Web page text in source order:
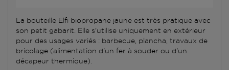
La bouteille Elfi biopropane jaune est très pratique avec
son petit gabarit. Elle s'utilise uniquement en extérieur
pour des usages variés : barbecue, plancha, travaux de
bricolage (alimentation d'un fer à souder ou d'un
décapeur thermique).